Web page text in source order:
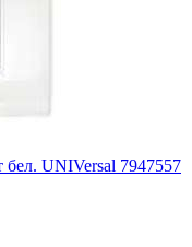
UNIVersal 7947557